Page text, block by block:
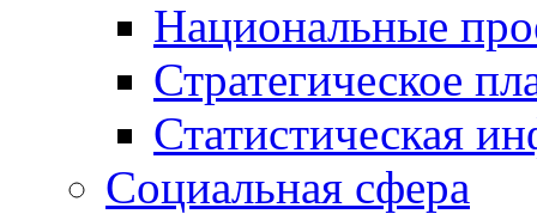
Национальные
Стратегическое
Статистическая
Социальная сфера